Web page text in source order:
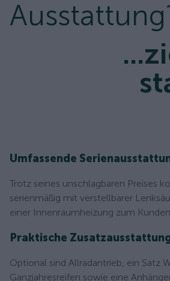
Umfassende
Trotz seines unschlagbaren Preises
serienmäßig mit verstellbarer
einer Innenraumheizung zum Kunden.
Praktische
Optional sind Allradantrieb, ein Satz
Ganzjahresreifen sowie eine